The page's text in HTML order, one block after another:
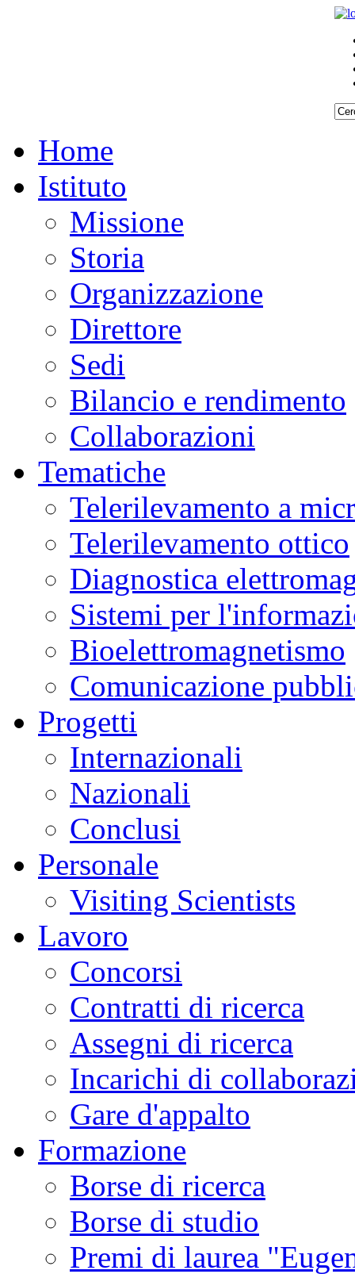
Home
Istituto
Missione
Storia
Organizzazione
Direttore
Sedi
Bilancio e rendimento
Collaborazioni
Tematiche
Telerilevamento a
Telerilevamento ottico
Diagnostica
Sistemi per
Bioelettromagnetismo
Comunicazione
Progetti
Internazionali
Nazionali
Conclusi
Personale
Visiting Scientists
Lavoro
Concorsi
Contratti di ricerca
Assegni di ricerca
Incarichi di
Gare d'appalto
Formazione
Borse di ricerca
Borse di studio
Premi di laurea